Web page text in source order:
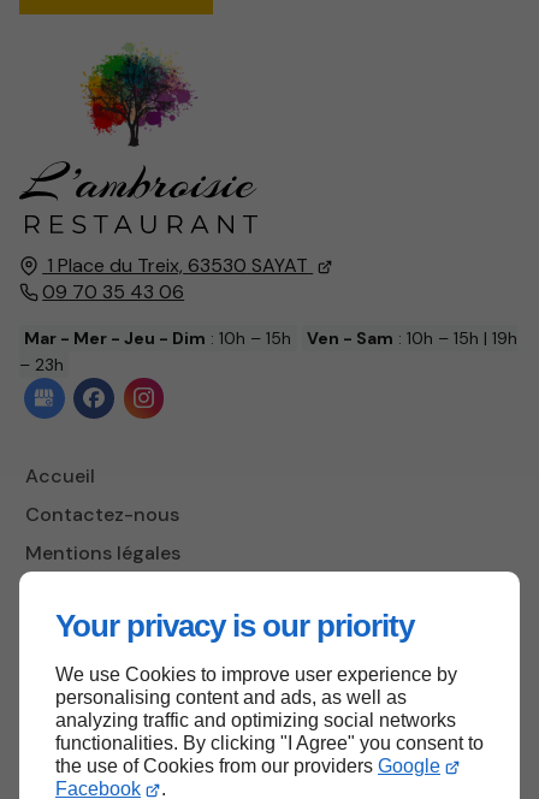
Your privacy is our priority
We use Cookies to improve user experience by
personalising content and ads, as well as
analyzing traffic and optimizing social networks
functionalities. By clicking "I Agree" you consent to
the use of Cookies from our providers Google
Facebook
.
1 Place du Treix, 63530 SAYAT
09 70 35 43 06
Mar - Mer - Jeu - Dim : 10h – 15h Ven - Sam : 10h – 15h | 19h
– 23h
Accueil
Contactez-nous
Mentions légales
Haut de page